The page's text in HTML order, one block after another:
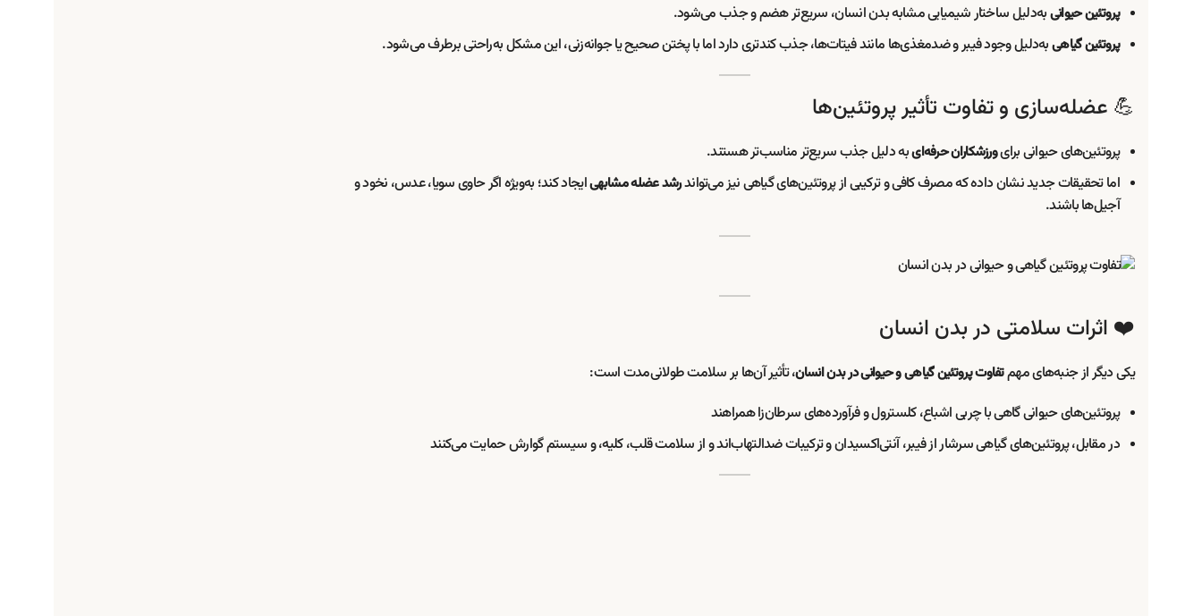
پروتئین حیوانیبه‌دلیل ساختار شیمیایی مشابه بدن انسان، سریع‌تر هضم و جذب می‌شود.
پروتئین گیاهیبه‌دلیل وجود فیبر و ضد‌مغذی‌ها مانند فیتات‌ها، جذب کندتری دارد اما با پختن صحیح یا جوانه‌زنی، این مشکل به‌راحتی برطرف می‌شود.
💪 عضله‌سازی و تفاوت تأثیر پروتئین‌ها
پروتئین‌های حیوانی برایورزشکاران حرفه‌ایبه دلیل جذب سریع‌تر مناسب‌تر هستند.
اما تحقیقات جدید نشان داده که مصرف کافی و ترکیبی از پروتئین‌های گیاهی نیز می‌تواندرشد عضله مشابهیایجاد کند؛ به‌ویژه اگر حاوی سویا، عدس، نخود و
آجیل‌ها باشند.
❤️ اثرات سلامتی در بدن انسان
یکی دیگر از جنبه‌های مهمتفاوت پروتئین گیاهی و حیوانی در بدن انسان، تأثیر آن‌ها بر سلامت طولانی‌مدت است:
پروتئین‌های حیوانی گاهی با چربی اشباع، کلسترول و فرآورده‌های سرطان‌زا همراهند
در مقابل، پروتئین‌های گیاهی سرشار از فیبر، آنتی‌اکسیدان و ترکیبات ضدالتهاب‌اند و از سلامت قلب، کلیه، و سیستم گوارش حمایت می‌کنند